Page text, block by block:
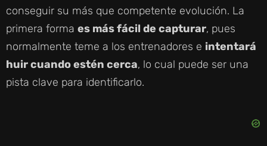
conseguir su más que competente evolución. La
primera forma es más fácil de capturar, pues
normalmente teme a los entrenadores e intentará
huir cuando estén cerca, lo cual puede ser una
pista clave para identificarlo.